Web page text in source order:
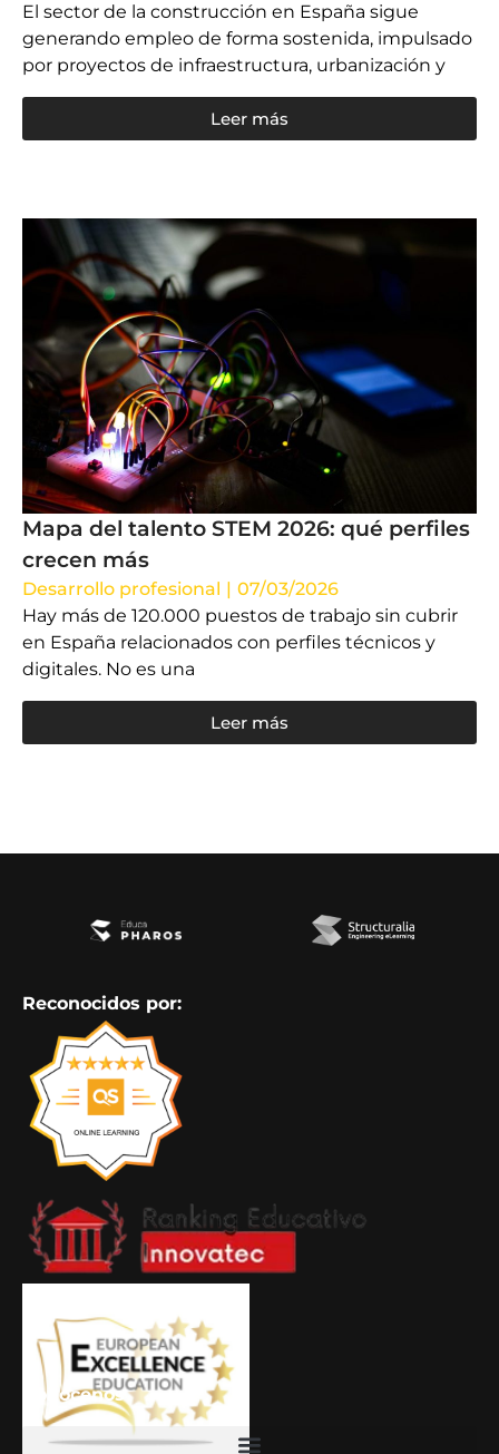
El sector de la construcción en España sigue
generando empleo de forma sostenida, impulsado
por proyectos de infraestructura, urbanización y
Leer más
Mapa del talento STEM 2026: qué perfiles
crecen más
Desarrollo profesional | 07/03/2026
Hay más de 120.000 puestos de trabajo sin cubrir
en España relacionados con perfiles técnicos y
digitales. No es una
Leer más
Reconocidos por:
Conócenos